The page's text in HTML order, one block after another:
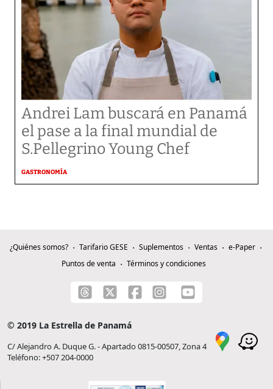
Andrei Lam buscará en Panamá
el pase a la final mundial de
S.Pellegrino Young Chef
GASTRONOMÍA
¿Quiénes somos? Tarifario GESE Suplementos Ventas
e-Paper
Puntos de venta
Términos y condiciones
© 2019 La Estrella de Panamá
C/ Alejandro A. Duque G. - Apartado 0815-00507, Zona 4
Teléfono: +507 204-0000